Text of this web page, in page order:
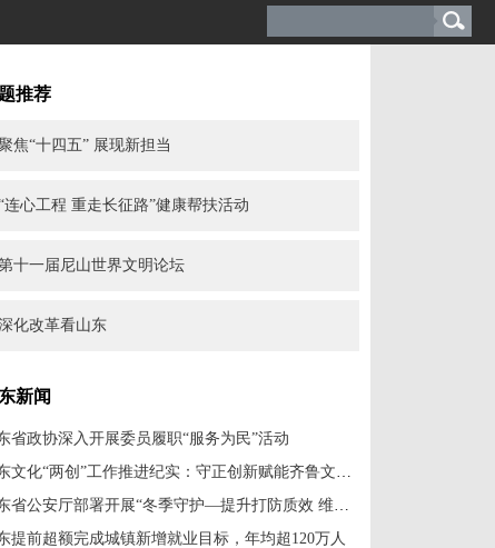
推荐
焦“十四五” 展现新担当
连心工程 重走长征路”健康帮扶活动
十一届尼山世界文明论坛
化改革看山东
新闻
省政协深入开展委员履职“服务为民”活动
山东文化“两创”工作推进纪实：守正创新赋能齐鲁文脉焕新
山东省公安厅部署开展“冬季守护—提升打防质效 维护安全稳定”专项工作
提前超额完成城镇新增就业目标，年均超120万人